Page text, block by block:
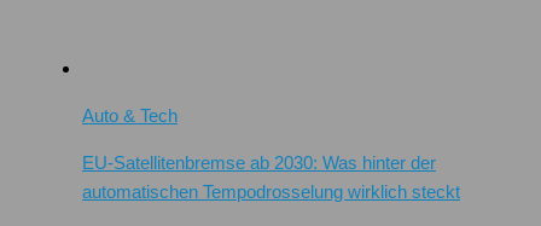
Auto & Tech
EU-Satellitenbremse ab 2030: Was hinter der
automatischen Tempodrosselung wirklich steckt